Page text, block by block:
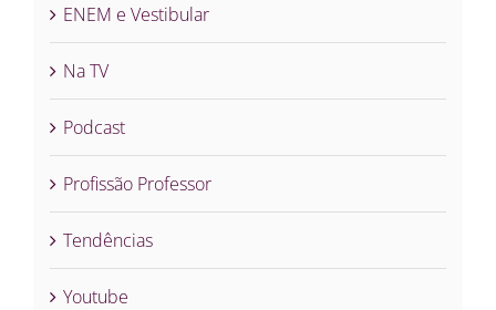
ENEM e Vestibular
Na TV
Podcast
Profissão Professor
Tendências
Youtube